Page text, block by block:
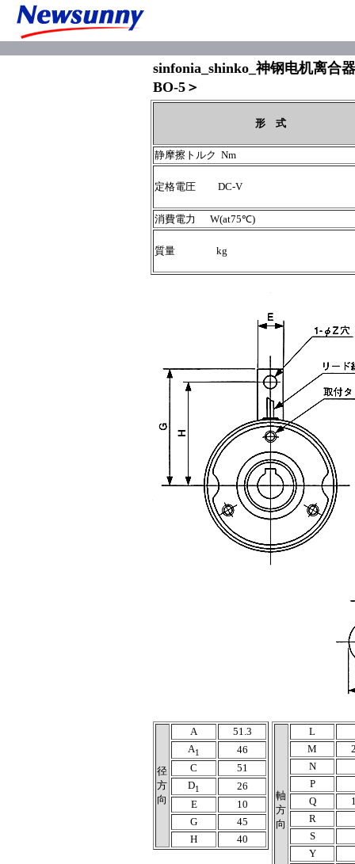
sinfonia_shinko_神钢电机离合
BO-5＞
形 式
静摩擦トルク Nm
定格電圧 DC-V
消費電力 W(at75℃)
質量 kg
径
方
向
A
51.3
A1
46
C
51
D1
26
E
10
G
45
H
40
軸
方
向
L
M
N
P
Q
R
S
Y